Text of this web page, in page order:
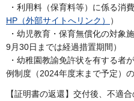
・利用料（保育料等）に係る消
HP（外部サイトへリンク）
）
・幼児教育・保育無償化の対象
9月30日までは経過措置期間）
・幼稚園教諭免許状を有する者
例制度（2024年度末まで予定）
【証明書の返還】交付後、不適